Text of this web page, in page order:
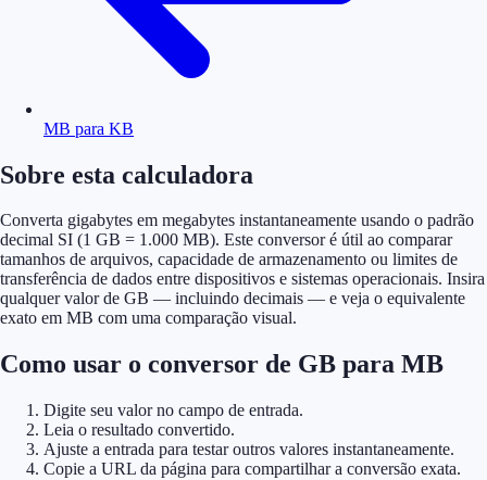
MB para KB
Sobre esta calculadora
Converta gigabytes em megabytes instantaneamente usando o padrão
decimal SI (1 GB = 1.000 MB). Este conversor é útil ao comparar
tamanhos de arquivos, capacidade de armazenamento ou limites de
transferência de dados entre dispositivos e sistemas operacionais. Insira
qualquer valor de GB — incluindo decimais — e veja o equivalente
exato em MB com uma comparação visual.
Como usar o conversor de GB para MB
Digite seu valor no campo de entrada.
Leia o resultado convertido.
Ajuste a entrada para testar outros valores instantaneamente.
Copie a URL da página para compartilhar a conversão exata.